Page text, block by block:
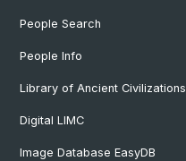
People Search
People Info
Library of Ancient Civilizations
Digital LIMC
Image Database EasyDB